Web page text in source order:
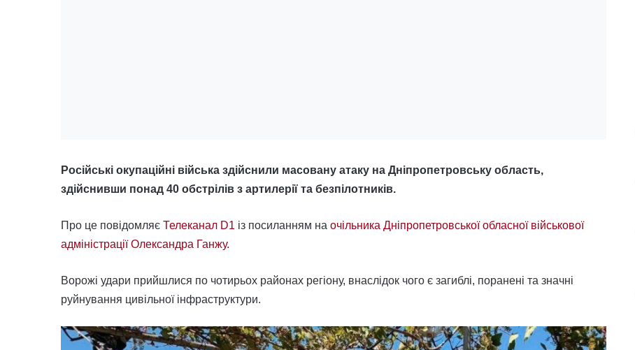
Російські окупаційні війська здійснили масовану атаку на Дніпропетровську область,
здійснивши понад 40 обстрілів з артилерії та безпілотників.
Про це повідомляє Телеканал D1 із посиланням на очільника Дніпропетровської обласної військової
адміністрації Олександра Ганжу.
Ворожі удари прийшлися по чотирьох районах регіону, внаслідок чого є загиблі, поранені та значні
руйнування цивільної інфраструктури.